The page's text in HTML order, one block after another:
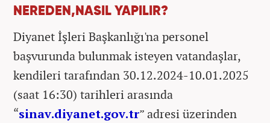
NEREDEN,NASIL YAPILIR?
Diyanet İşleri Başkanlığı'na personel
başvurunda bulunmak isteyen vatandaşlar,
kendileri tarafından 30.12.2024-10.01.2025
(saat 16:30) tarihleri arasında
“sinav.diyanet.gov.tr” adresi üzerinden